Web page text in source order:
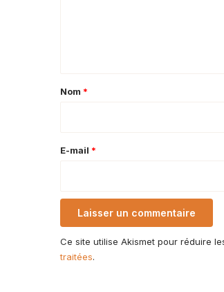
a
e
Nom *
E-mail *
Ce site utilise Akismet pour réduire
traitées.